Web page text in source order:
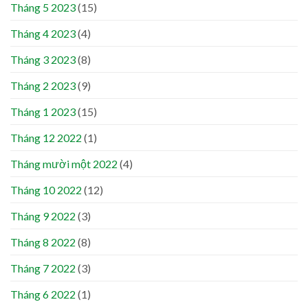
Tháng 5 2023(15)
Tháng 4 2023(4)
Tháng 3 2023(8)
Tháng 2 2023(9)
Tháng 1 2023(15)
Tháng 12 2022 (1)
Tháng mười một 2022 (4)
Tháng 10 2022 (12)
Tháng 9 2022 (3)
Tháng 8 2022 (8)
Tháng 7 2022 (3)
Tháng 6 2022 (1)